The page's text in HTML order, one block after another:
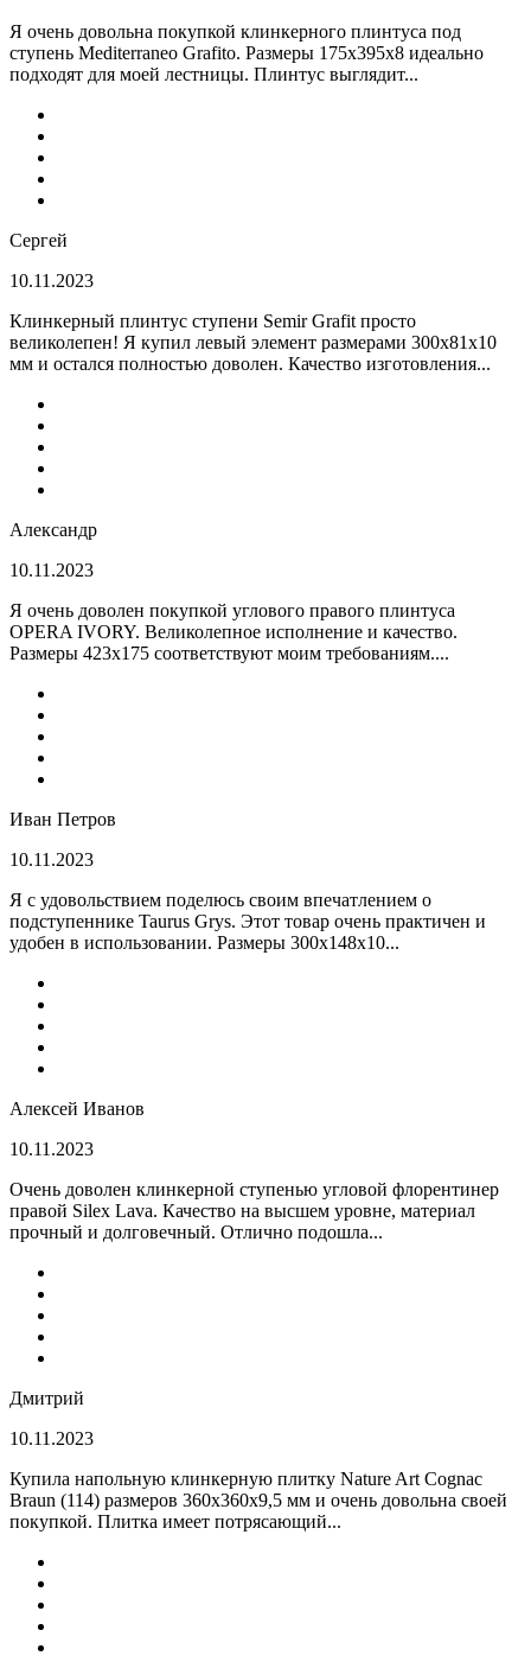
Я очень довольна покупкой клинкерного плинтуса под
ступень Mediterraneo Grafito. Размеры 175х395х8 идеально
подходят для моей лестницы. Плинтус выглядит...
Сергей
10.11.2023
Клинкерный плинтус ступени Semir Grafit просто
великолепен! Я купил левый элемент размерами 300х81х10
мм и остался полностью доволен. Качество изготовления...
Александр
10.11.2023
Я очень доволен покупкой углового правого плинтуса
OPERA IVORY. Великолепное исполнение и качество.
Размеры 423х175 соответствуют моим требованиям....
Иван Петров
10.11.2023
Я с удовольствием поделюсь своим впечатлением о
подступеннике Taurus Grys. Этот товар очень практичен и
удобен в использовании. Размеры 300х148х10...
Алексей Иванов
10.11.2023
Очень доволен клинкерной ступенью угловой флорентинер
правой Silex Lava. Качество на высшем уровне, материал
прочный и долговечный. Отлично подошла...
Дмитрий
10.11.2023
Купила напольную клинкерную плитку Nature Art Cognac
Braun (114) размеров 360x360x9,5 мм и очень довольна своей
покупкой. Плитка имеет потрясающий...